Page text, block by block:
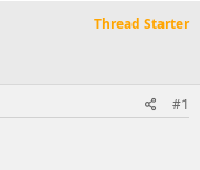
Thread Starter
#1